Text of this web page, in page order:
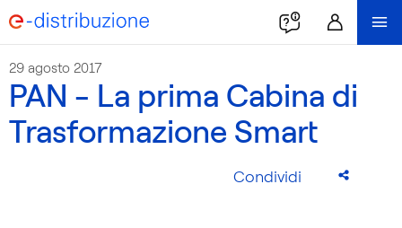
29 agosto 2017
PAN - La prima Cabina di
Trasformazione Smart
Condividi